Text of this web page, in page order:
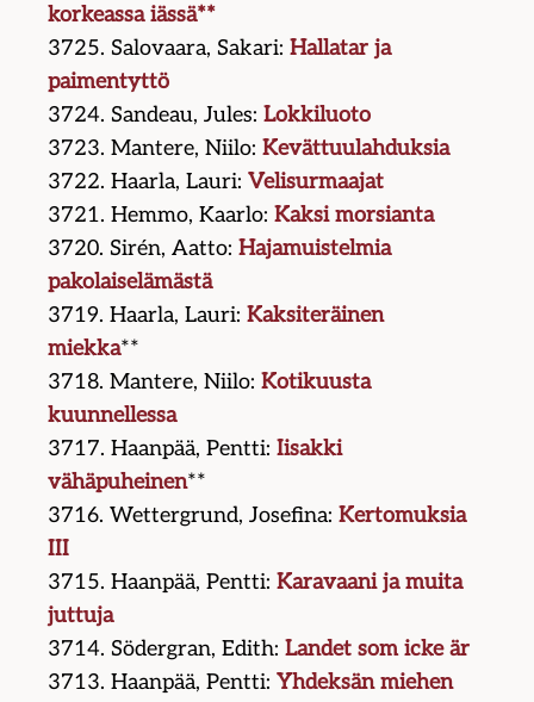
korkeassa iässä**
3725. Salovaara, Sakari:Hallatar ja
paimentyttö
3724. Sandeau, Jules:Lokkiluoto
3723. Mantere, Niilo:Kevättuulahduksia
3722. Haarla, Lauri:Velisurmaajat
3721. Hemmo, Kaarlo:Kaksi morsianta
3720. Sirén, Aatto:Hajamuistelmia
pakolaiselämästä
3719. Haarla, Lauri:Kaksiteräinen
miekka**
3718. Mantere, Niilo:Kotikuusta
kuunnellessa
3717. Haanpää, Pentti:Iisakki
vähäpuheinen**
3716. Wettergrund, Josefina:Kertomuksia
III
3715. Haanpää, Pentti:Karavaani ja muita
juttuja
3714. Södergran, Edith:Landet som icke är
3713. Haanpää, Pentti:Yhdeksän miehen